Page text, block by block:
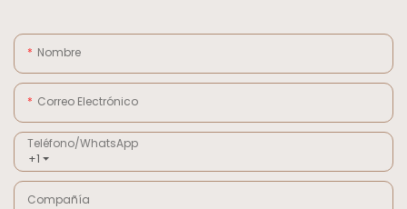
Nombre
Correo Electrónico
+1
Teléfono/WhatsApp
Compañía